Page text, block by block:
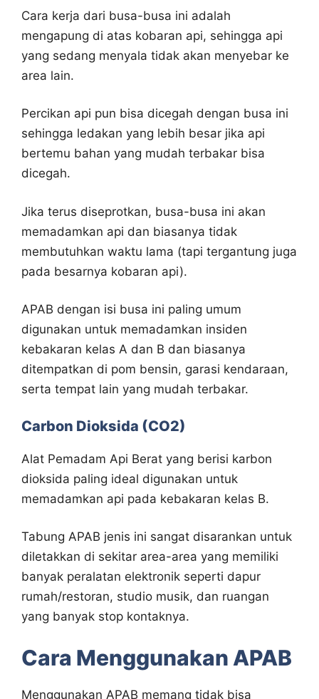
Cara kerja dari busa-busa ini adalah
mengapung di atas kobaran api, sehingga api
yang sedang menyala tidak akan menyebar ke
area lain.
Percikan api pun bisa dicegah dengan busa ini
sehingga ledakan yang lebih besar jika api
bertemu bahan yang mudah terbakar bisa
dicegah.
Jika terus diseprotkan, busa-busa ini akan
memadamkan api dan biasanya tidak
membutuhkan waktu lama (tapi tergantung juga
pada besarnya kobaran api).
APAB dengan isi busa ini paling umum
digunakan untuk memadamkan insiden
kebakaran kelas A dan B dan biasanya
ditempatkan di pom bensin, garasi kendaraan,
serta tempat lain yang mudah terbakar.
Carbon Dioksida (CO2)
Alat Pemadam Api Berat yang berisi karbon
dioksida paling ideal digunakan untuk
memadamkan api pada kebakaran kelas B.
Tabung APAB jenis ini sangat disarankan untuk
diletakkan di sekitar area-area yang memiliki
banyak peralatan elektronik seperti dapur
rumah/restoran, studio musik, dan ruangan
yang banyak stop kontaknya.
Cara Menggunakan APAB
Menggunakan APAB memang tidak bisa